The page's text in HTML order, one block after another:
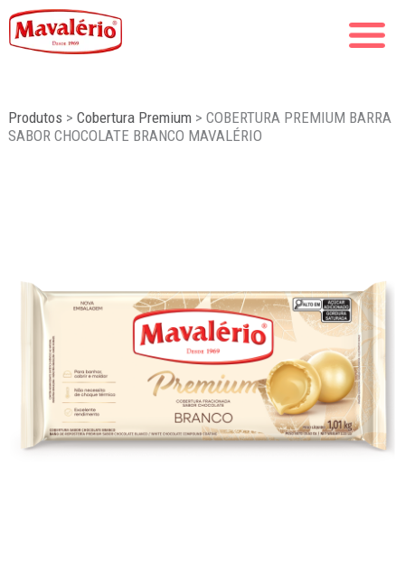
Produtos > Cobertura Premium> COBERTURA PREMIUM BARRA
SABOR CHOCOLATE BRANCO MAVALÉRIO